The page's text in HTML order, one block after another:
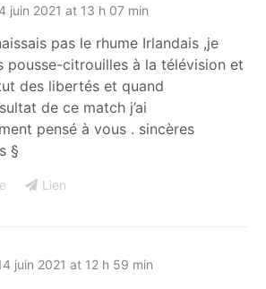
juin 2021 at 13 h 07 min
pas le rhume Irlandais ,je
pousse-citrouilles à la télévision et
des libertés et quand
de ce match j’ai
pensé à vous . sincères
§
Lien
juin 2021 at 12 h 59 min